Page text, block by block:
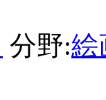
分野:絵